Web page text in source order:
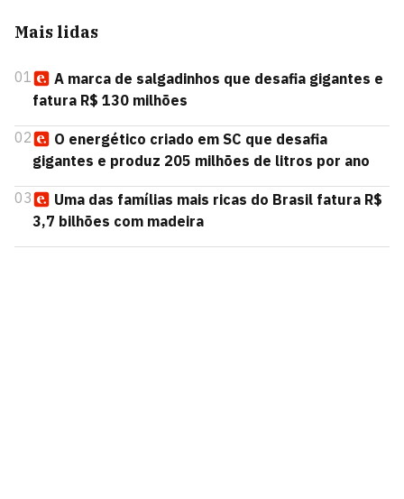
Mais lidas
01
A marca de salgadinhos que desafia gigantes e
fatura R$ 130 milhões
02
O energético criado em SC que desafia
gigantes e produz 205 milhões de litros por ano
03
Uma das famílias mais ricas do Brasil fatura R$
3,7 bilhões com madeira